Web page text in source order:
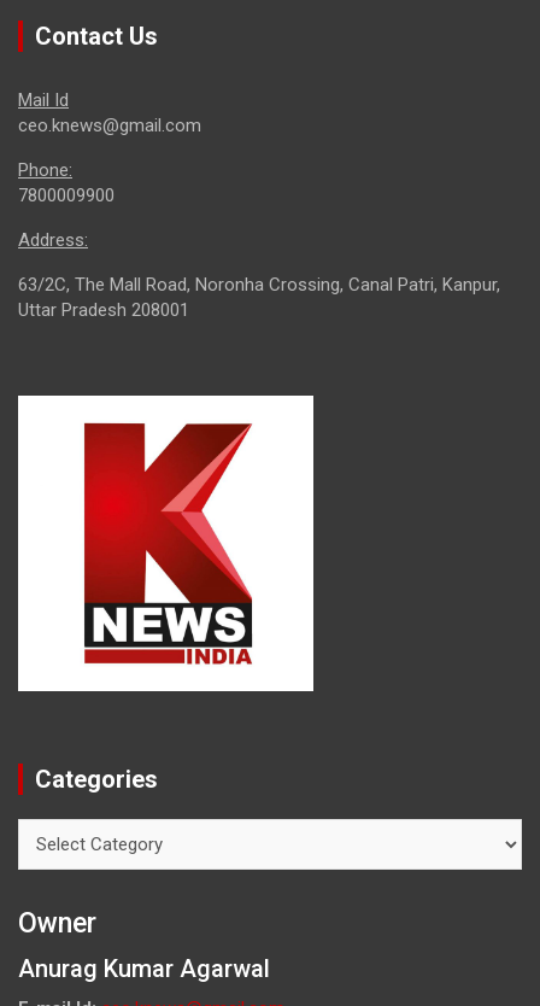
Contact Us
Mail Id
ceo.knews@gmail.com
Phone:
7800009900
Address:
63/2C, The Mall Road, Noronha Crossing, Canal Patri, Kanpur,
Uttar Pradesh 208001
Categories
Owner
Anurag Kumar Agarwal